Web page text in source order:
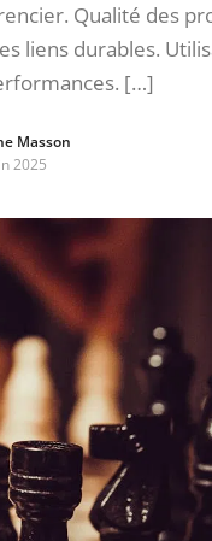
Qualité des
liens durables.
[…]
Masson
2025